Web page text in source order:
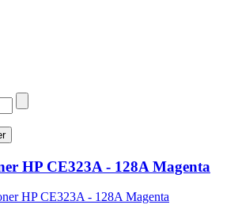
HP CE323A - 128A Magenta